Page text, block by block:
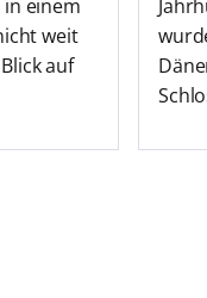
in einem
weit
auf